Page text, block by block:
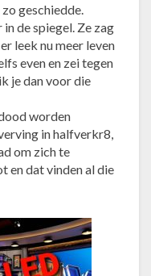
geschiedde.
de spiegel. Ze zag
leek nu meer leven
even en zei tegen
je dan voor die
worden
in halfverkr8,
om zich te
en dat vinden al die